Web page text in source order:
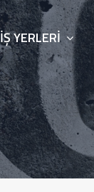
İŞ YERLERI